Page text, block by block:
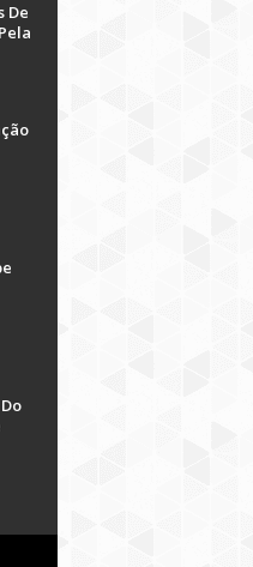
De